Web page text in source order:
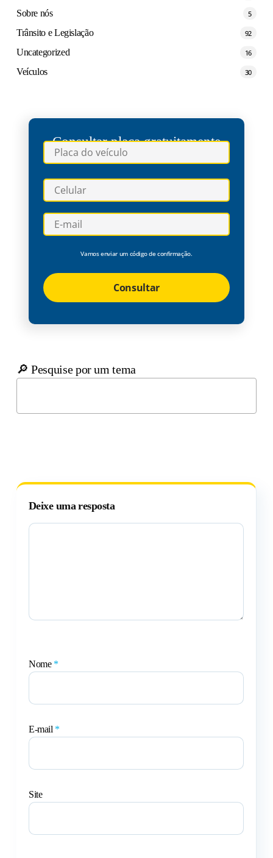
Sobre nós 5
Trânsito e Legislação 92
Uncategorized 16
Veículos 30
Consultar placa gratuitamente
Vamos enviar um código de confirmação.
Consultar
🔎 Pesquise por um tema
Deixe uma resposta
Nome *
E-mail *
Site